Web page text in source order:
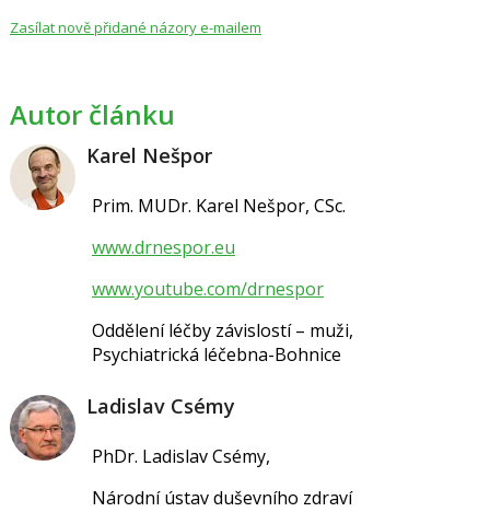
Zasílat nově přidané názory e-mailem
Autor článku
Karel Nešpor
Prim. MUDr. Karel Nešpor, CSc.
www.drnespor.eu
www.youtube.com/drnespor
Oddělení léčby závislostí – muži,
Psychiatrická léčebna-Bohnice
Ladislav Csémy
PhDr. Ladislav Csémy,
Národní ústav duševního zdraví